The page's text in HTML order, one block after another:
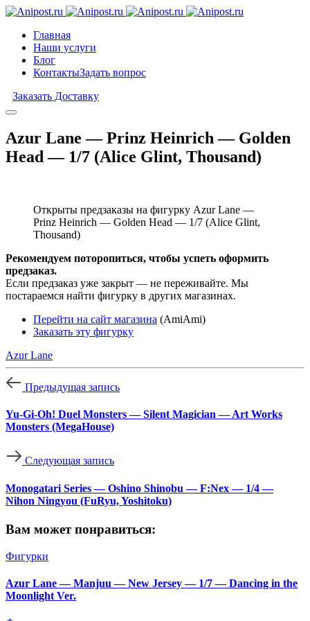
Главная
Наши услуги
Блог
КонтактыЗадать вопрос
Заказать Доставку
Azur Lane — Prinz Heinrich — Golden
Head — 1/7 (Alice Glint, Thousand)
Открыты предзаказы на фигурку Azur Lane —
Prinz Heinrich — Golden Head — 1/7 (Alice Glint,
Thousand)
Рекомендуем поторопиться, чтобы успеть оформить
предзаказ.
Если предзаказ уже закрыт — не переживайте. Мы
постараемся найти фигурку в других магазинах.
Перейти на сайт магазина (AmiAmi)
Заказать эту фигурку
Azur Lane
Предыдущая запись
Yu-Gi-Oh! Duel Monsters — Silent Magician — Art Works
Monsters (MegaHouse)
Следующая запись
Monogatari Series — Oshino Shinobu — F:Nex — 1/4 —
Nihon Ningyou (FuRyu, Yoshitoku)
Вам может понравиться:
Фигурки
Azur Lane — Manjuu — New Jersey — 1/7 — Dancing in the
Moonlight Ver.